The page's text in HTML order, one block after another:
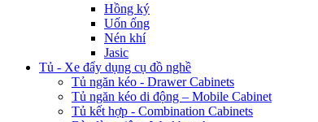
Hồng ký
Uốn ống
Nén khí
Jasic
Tủ - Xe đẩy dụng cụ đồ nghề
Tủ ngăn kéo - Drawer Cabinets
Tủ ngăn kéo di động – Mobile Cabinet
Tủ kết hợp - Combination Cabinets